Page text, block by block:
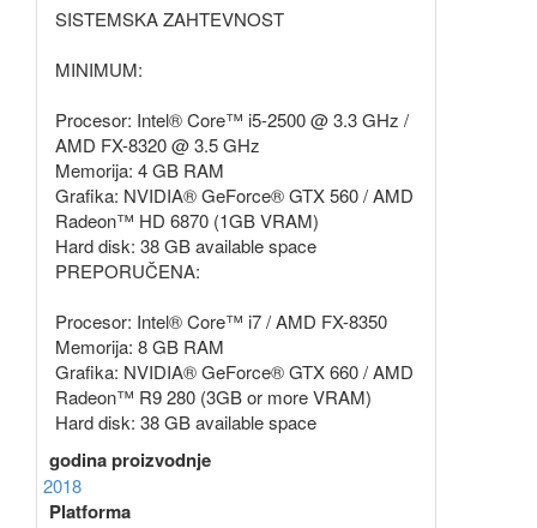
SISTEMSKA ZAHTEVNOST
MINIMUM:
Procesor: Intel® Core™ i5-2500 @ 3.3 GHz /
AMD FX-8320 @ 3.5 GHz
Memorija: 4 GB RAM
Grafika: NVIDIA® GeForce® GTX 560 / AMD
Radeon™ HD 6870 (1GB VRAM)
Hard disk: 38 GB available space
PREPORUČENA:
Procesor: Intel® Core™ i7 / AMD FX-8350
Memorija: 8 GB RAM
Grafika: NVIDIA® GeForce® GTX 660 / AMD
Radeon™ R9 280 (3GB or more VRAM)
Hard disk: 38 GB available space
godina proizvodnje
2018
Platforma